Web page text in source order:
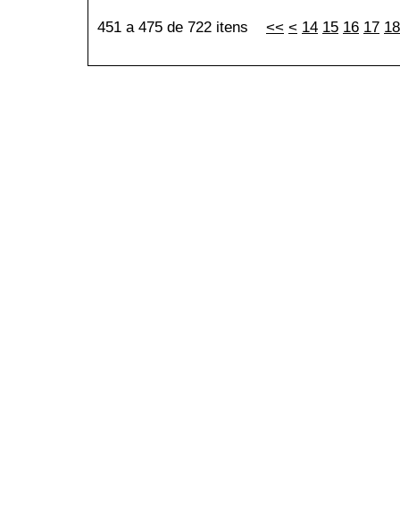
451 a 475 de 722 itens << < 14 15 16 17 18